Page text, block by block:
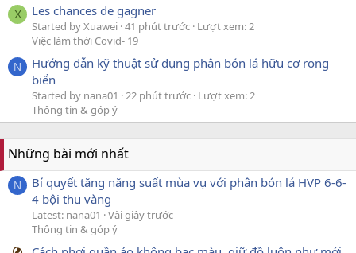
X Les chances de gagner
Started by Xuawei 41 phút trước Lượt xem: 2
Việc làm thời Covid- 19
N
Hướng dẫn kỹ thuật sử dụng phân bón lá hữu cơ rong
biển
Started by nana01 22 phút trước Lượt xem: 2
Thông tin & góp ý
Những bài mới nhất
N
Bí quyết tăng năng suất mùa vụ với phân bón lá HVP 6-6-
4 bội thu vàng
Latest: nana01
Vài giây trước
Thông tin & góp ý